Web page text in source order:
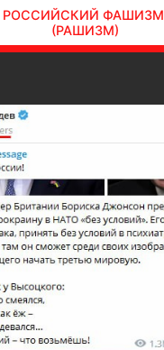
РОССИЙСКИЙ ФАШИЗМ
(РАШИЗМ)